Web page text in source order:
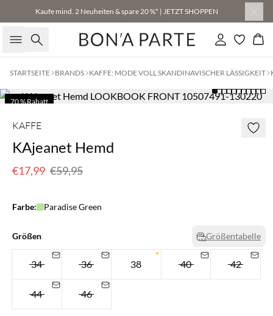
Kaufe mind. 2 Neuheiten & spare 20 %* | JETZT SHOPPEN
Suche Einloggen
STARTSEITE BRANDS KAFFE: MODE VOLL SKANDINAVISCHER LÄSSIGKEIT
70 % Rabatt
KAFFE
KAjeanet Hemd
€17,99 €59,95
Farbe: Paradise Green
Größen Größentabelle
34 36 38 40 42
44 46